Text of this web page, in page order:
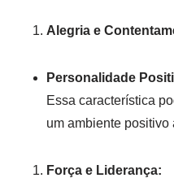
Alegria e
Personalidade
Essa característica
um ambiente positivo
Força e Liderança: